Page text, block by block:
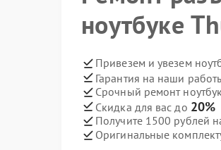
ноутбуке
Привезем и увезем
Гарантия на наши
Срочный ремонт
Скидка для вас до 20%
Получите 1500 рублей
Оригинальные